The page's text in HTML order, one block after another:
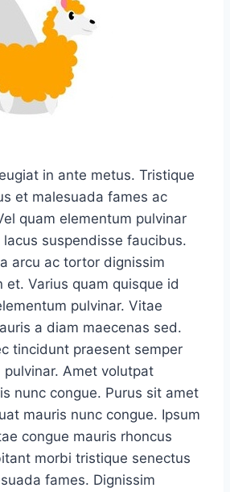
in ante metus. Tristique
et malesuada fames ac
quam elementum pulvinar
suspendisse faucibus.
arcu ac tortor dignissim
et. Varius quam quisque id
pulvinar. Vitae
a diam maecenas sed.
tincidunt praesent semper
Amet volutpat
nunc congue. Purus sit amet
mauris nunc congue. Ipsum
congue mauris rhoncus
morbi tristique senectus
fames. Dignissim